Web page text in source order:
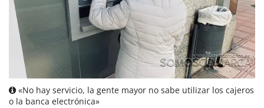
«No hay servicio, la gente mayor no sabe utilizar los cajeros
o la banca electrónica»